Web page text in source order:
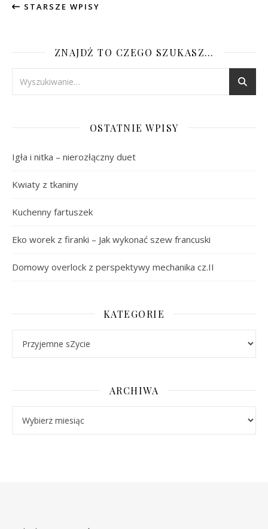
STARSZE WPISY
ZNAJDŹ TO CZEGO SZUKASZ…
OSTATNIE WPISY
Igła i nitka – nierozłączny duet
Kwiaty z tkaniny
Kuchenny fartuszek
Eko worek z firanki – Jak wykonać szew francuski
Domowy overlock z perspektywy mechanika cz.II
KATEGORIE
ARCHIWA